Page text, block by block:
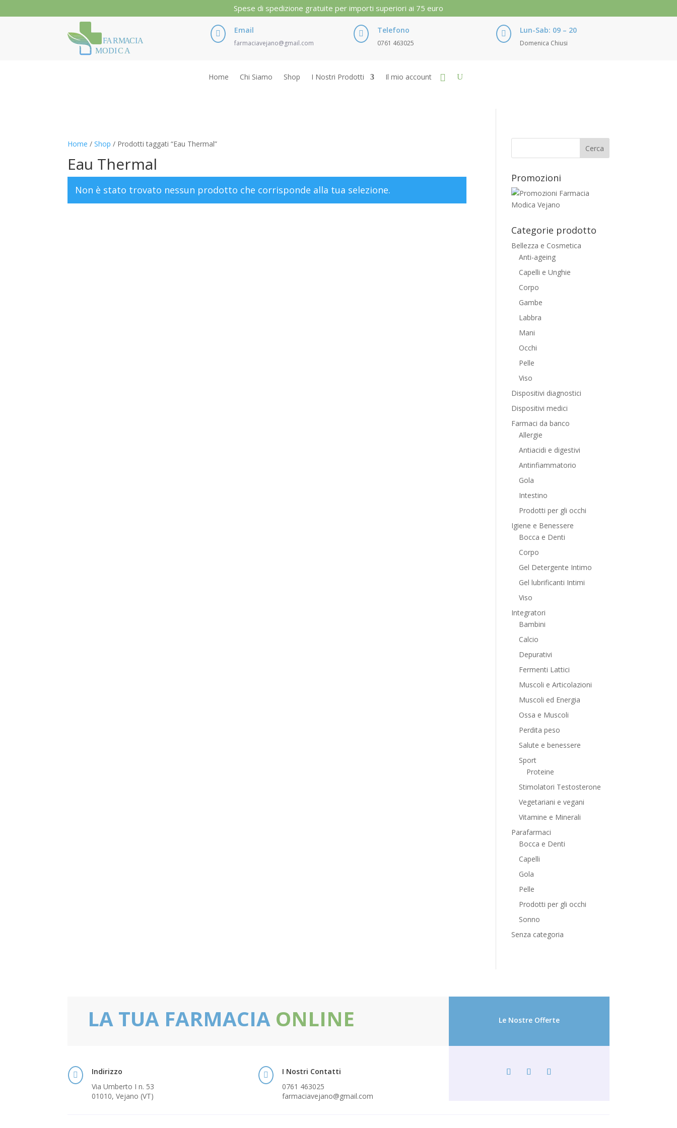
Spese di spedizione gratuite per importi superiori ai 75 euro
FARMACIA
MODICA
 Email
farmaciavejano@gmail.com
 Telefono
0761 463025
 Lun-Sab: 09 – 20
Domenica Chiusi
Home Chi Siamo Shop I Nostri Prodotti Il mio account
Home /Shop / Prodotti taggati “Eau Thermal”
Eau Thermal
Non è stato trovato nessun prodotto che corrisponde alla tua selezione.
Promozioni
Categorie prodotto
Bellezza e Cosmetica
Anti-ageing
Capelli e Unghie
Corpo
Gambe
Labbra
Mani
Occhi
Pelle
Viso
Dispositivi diagnostici
Dispositivi medici
Farmaci da banco
Allergie
Antiacidi e digestivi
Antinfiammatorio
Gola
Intestino
Prodotti per gli occhi
Igiene e Benessere
Bocca e Denti
Corpo
Gel Detergente Intimo
Gel lubrificanti Intimi
Viso
Integratori
Bambini
Calcio
Depurativi
Fermenti Lattici
Muscoli e Articolazioni
Muscoli ed Energia
Ossa e Muscoli
Perdita peso
Salute e benessere
Sport
Proteine
Stimolatori Testosterone
Vegetariani e vegani
Vitamine e Minerali
Parafarmaci
Bocca e Denti
Capelli
Gola
Pelle
Prodotti per gli occhi
Sonno
Senza categoria
LA TUA FARMACIA ONLINE Le Nostre Offerte

Indirizzo
Via Umberto I n. 53
01010, Vejano (VT)

I Nostri Contatti
0761 463025
farmaciavejano@gmail.com